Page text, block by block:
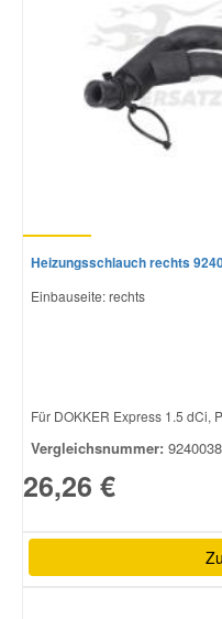
Heizungsschlauch rechts
Einbauseite: rechts
Für DOKKER Express 1.5 dCi,
Vergleichsnummer:
26,26 €